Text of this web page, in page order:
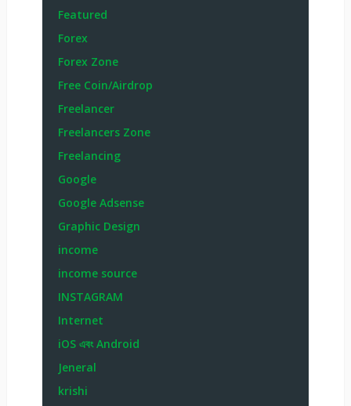
Featured
Forex
Forex Zone
Free Coin/Airdrop
Freelancer
Freelancers Zone
Freelancing
Google
Google Adsense
Graphic Design
income
income source
INSTAGRAM
Internet
iOS এবং Android
Jeneral
krishi